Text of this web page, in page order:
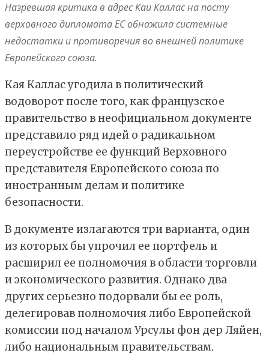
Назревшая критика в адрес Каи Каллас на посту
верховного дипломата ЕС обнажила системные
недостатки и противоречия во внешней политике
Европейского союза.
Кая Каллас угодила в политический
водоворот после того, как французское
правительство в неофициальном документе
представило ряд идей о радикальном
переустройстве ее функций Верховного
представителя Европейского союза по
иностранным делам и политике
безопасности.
В документе излагаются три варианта, один
из которых бы упрочил ее портфель и
расширил ее полномочия в области торговли
и экономического развития. Однако два
других серьезно подорвали бы ее роль,
делегировав полномочия либо Европейской
комиссии под началом Урсулы фон дер Ляйен,
либо национальным правительствам.